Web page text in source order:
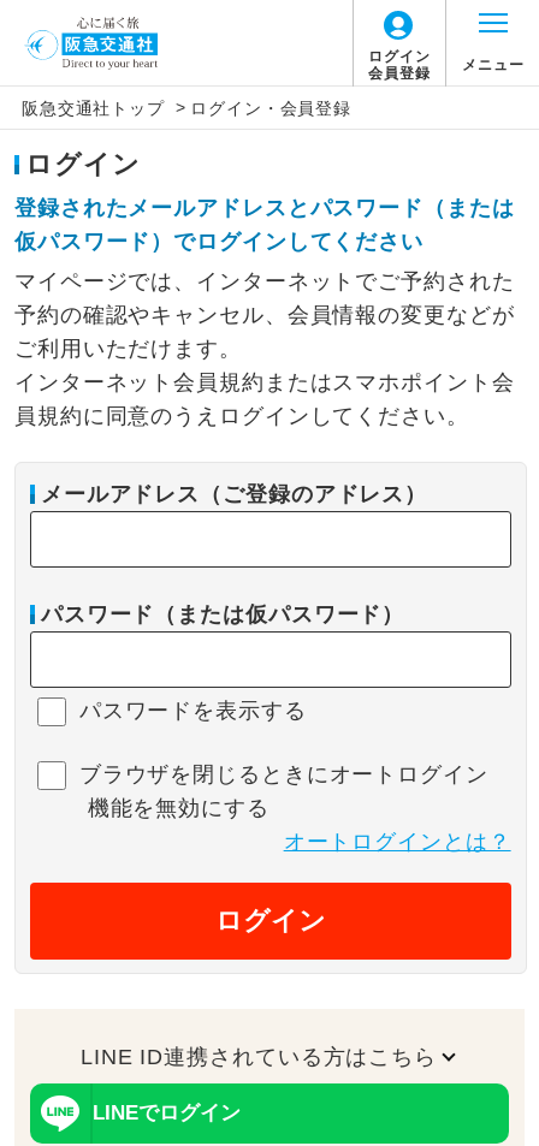
ログイン
会員登録
メニュー
阪急交通社トップ > ログイン・会員登録
ログイン
登録されたメールアドレスとパスワード（または
仮パスワード）でログインしてください
マイページでは、インターネットでご予約された
予約の確認やキャンセル、会員情報の変更などが
ご利用いただけます。
インターネット会員規約またはスマホポイント会
員規約に同意のうえログインしてください。
メールアドレス（ご登録のアドレス）
パスワード（または仮パスワード）
パスワードを表示する
ブラウザを閉じるときにオートログイン
機能を無効にする
オートログインとは？
ログイン
LINE ID連携されている方はこちら
LINEでログイン